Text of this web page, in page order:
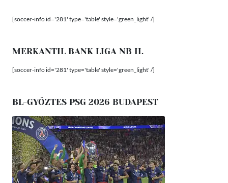
[soccer-info id='281' type='table' style='green_light' /]
MERKANTIL BANK LIGA NB II.
[soccer-info id='281' type='table' style='green_light' /]
BL-GYŐZTES PSG 2026 BUDAPEST